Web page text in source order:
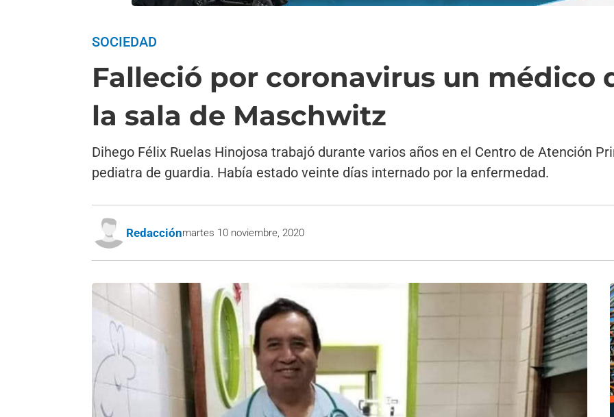
SOCIEDAD
Falleció por coronavirus un médico
la sala de Maschwitz
Dihego Félix Ruelas Hinojosa trabajó durante varios años en el Centro de Atención
pediatra de guardia. Había estado veinte días internado por la enfermedad.
Redacciónmartes 10 noviembre, 2020